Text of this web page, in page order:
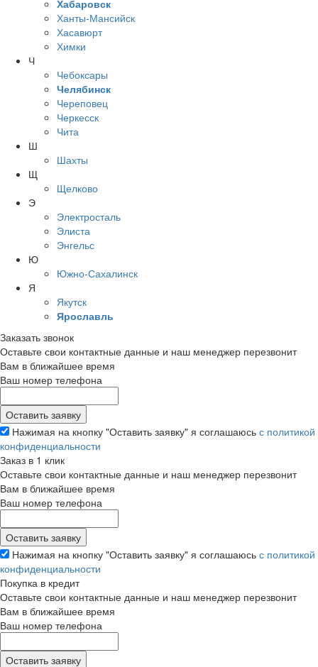
Хабаровск
Ханты-Мансийск
Хасавюрт
Химки
Ч
Чебоксары
Челябинск
Череповец
Черкесск
Чита
Ш
Шахты
Щ
Щелково
Э
Электросталь
Элиста
Энгельс
Ю
Южно-Сахалинск
Я
Якутск
Ярославль
Заказать звонок
Оставьте свои контактные данные и наш менеджер перезвонит
Вам в ближайшее время
Ваш номер телефона
Нажимая на кнопку "Оставить заявку" я соглашаюсь с политикой
конфиденциальности
Заказ в 1 клик
Оставьте свои контактные данные и наш менеджер перезвонит
Вам в ближайшее время
Ваш номер телефона
Нажимая на кнопку "Оставить заявку" я соглашаюсь с политикой
конфиденциальности
Покупка в кредит
Оставьте свои контактные данные и наш менеджер перезвонит
Вам в ближайшее время
Ваш номер телефона